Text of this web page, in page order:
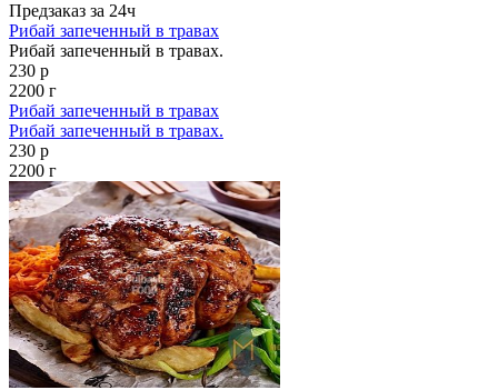
Предзаказ за 24ч
Рибай запеченный в травах
Рибай запеченный в травах.
230 р
2200 г
Рибай запеченный в травах
Рибай запеченный в травах.
230 р
2200 г